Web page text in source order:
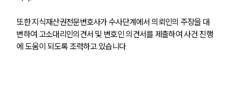
사례분석/최신동향
법률정보
법률지식인
고객후기
또한 지식재산권전문변호사가 수사단계에서 의뢰인의 주장을 대
변하여 고소대리인의견서 및 변호인 의견서를 제출하여 사건 진행
에 도움이 되도록 조력하고 있습니다.